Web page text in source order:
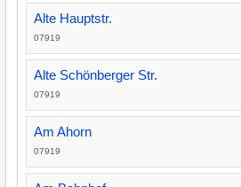
Alte Hauptstr.
07919
Alte Schönberger Str.
07919
Am Ahorn
07919